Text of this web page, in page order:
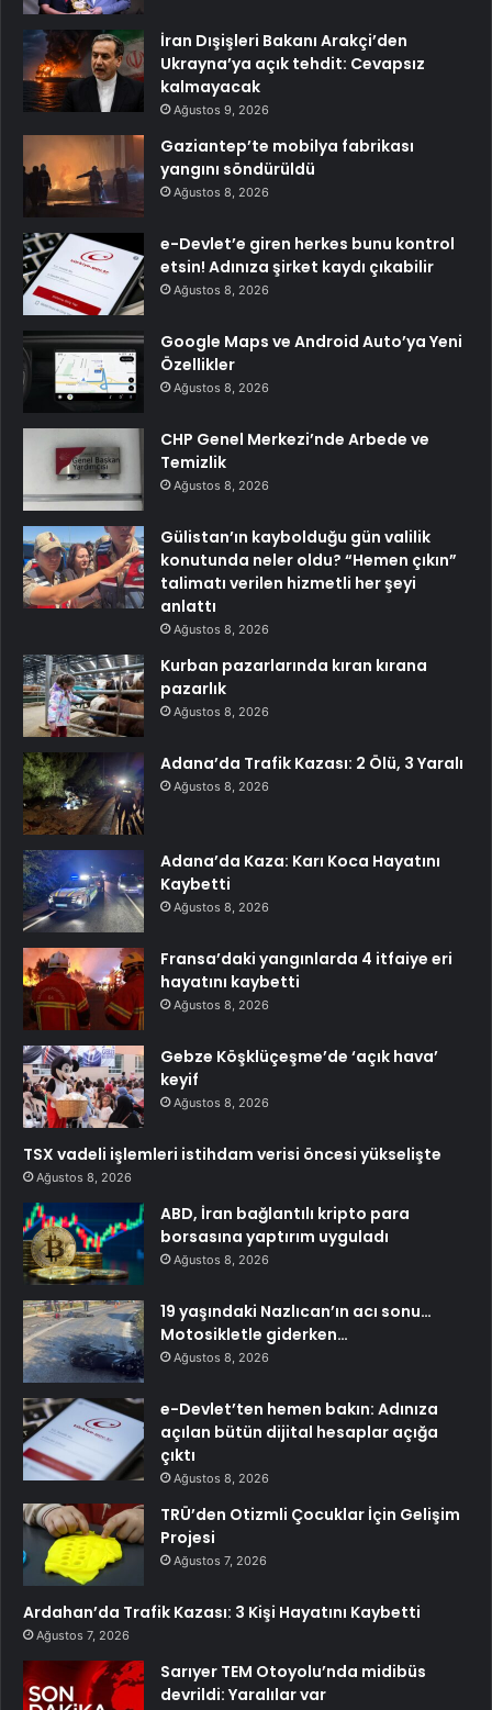
İran Dışişleri Bakanı Arakçi’den
Ukrayna’ya açık tehdit: Cevapsız
kalmayacak
Ağustos 9, 2026
Gaziantep’te mobilya fabrikası
yangını söndürüldü
Ağustos 8, 2026
e-Devlet’e giren herkes bunu kontrol
etsin! Adınıza şirket kaydı çıkabilir
Ağustos 8, 2026
Google Maps ve Android Auto’ya Yeni
Özellikler
Ağustos 8, 2026
CHP Genel Merkezi’nde Arbede ve
Temizlik
Ağustos 8, 2026
Gülistan’ın kaybolduğu gün valilik
konutunda neler oldu? “Hemen çıkın”
talimatı verilen hizmetli her şeyi
anlattı
Ağustos 8, 2026
Kurban pazarlarında kıran kırana
pazarlık
Ağustos 8, 2026
Adana’da Trafik Kazası: 2 Ölü, 3 Yaralı
Ağustos 8, 2026
Adana’da Kaza: Karı Koca Hayatını
Kaybetti
Ağustos 8, 2026
Fransa’daki yangınlarda 4 itfaiye eri
hayatını kaybetti
Ağustos 8, 2026
Gebze Köşklüçeşme’de ‘açık hava’
keyif
Ağustos 8, 2026
TSX vadeli işlemleri istihdam verisi öncesi yükselişte
Ağustos 8, 2026
ABD, İran bağlantılı kripto para
borsasına yaptırım uyguladı
Ağustos 8, 2026
19 yaşındaki Nazlıcan’ın acı sonu…
Motosikletle giderken…
Ağustos 8, 2026
e-Devlet’ten hemen bakın: Adınıza
açılan bütün dijital hesaplar açığa
çıktı
Ağustos 8, 2026
TRÜ’den Otizmli Çocuklar İçin Gelişim
Projesi
Ağustos 7, 2026
Ardahan’da Trafik Kazası: 3 Kişi Hayatını Kaybetti
Ağustos 7, 2026
Sarıyer TEM Otoyolu’nda midibüs
devrildi: Yaralılar var